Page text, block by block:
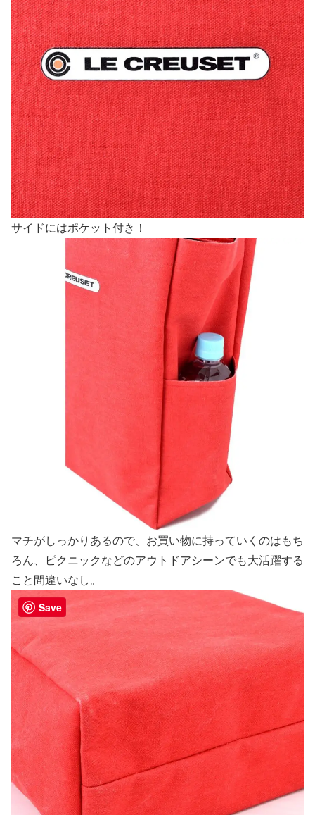
サイドにはポケット付き！
マチがしっかりあるので、お買い物に持っていくのはもち
ろん、ピクニックなどのアウトドアシーンでも大活躍する
こと間違いなし。
Save